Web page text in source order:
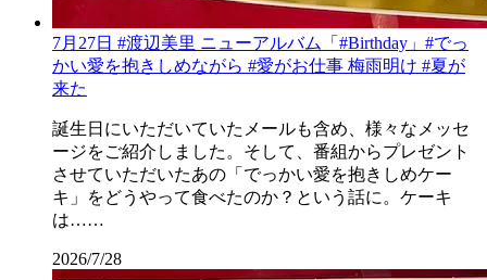
7月27日 #渡辺美里 ニューアルバム「#Birthday」#でっ
かい愛を抱きしめながら #愛がお仕事 梅雨明け #夏が
来た
誕生日にいただいていたメールも含め、様々なメッセ
ージをご紹介しました。そして、番組からプレゼント
させていただいたあの「でっかい愛を抱きしめケー
キ」をどうやって食べたのか？という話に。ケーキ
は……
2026/7/28